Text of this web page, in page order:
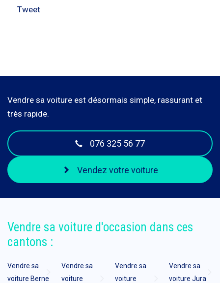
Tweet
Vendre sa voiture est désormais simple, rassurant et
très rapide.
076 325 56 77
Vendez votre voiture
Vendre sa voiture d'occasion dans ces
cantons :
Vendre sa
voiture Berne
Vendre sa
voiture
Vendre sa
voiture
Vendre sa
voiture Jura